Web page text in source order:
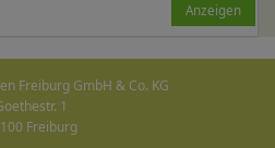
Anzeigen
Freiburg GmbH & Co. KG
1
Freiburg